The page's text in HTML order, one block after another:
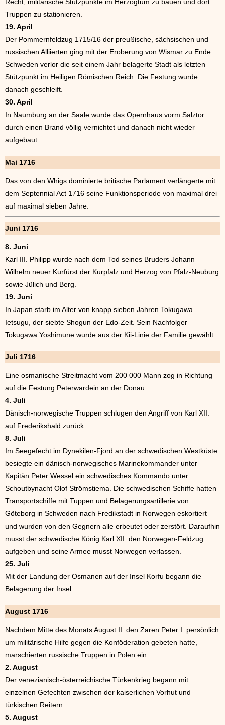
Recht, militärische Stützpunkte im Herzogtum zu bauen und dort
Truppen zu stationieren.
19. April
Der Pommernfeldzug 1715/16 der preußische, sächsischen und
russischen Alliierten ging mit der Eroberung von Wismar zu Ende.
Schweden verlor die seit einem Jahr belagerte Stadt als letzten
Stützpunkt im Heiligen Römischen Reich. Die Festung wurde
danach geschleift.
30. April
In Naumburg an der Saale wurde das Opernhaus vorm Salztor
durch einen Brand völlig vernichtet und danach nicht wieder
aufgebaut.
Mai 1716
Das von den Whigs dominierte britische Parlament verlängerte mit
dem Septennial Act 1716 seine Funktionsperiode von maximal drei
auf maximal sieben Jahre.
Juni 1716
8. Juni
Karl III. Philipp wurde nach dem Tod seines Bruders Johann
Wilhelm neuer Kurfürst der Kurpfalz und Herzog von Pfalz-Neuburg
sowie Jülich und Berg.
19. Juni
In Japan starb im Alter von knapp sieben Jahren Tokugawa
Ietsugu, der siebte Shogun der Edo-Zeit. Sein Nachfolger
Tokugawa Yoshimune wurde aus der Kii-Linie der Familie gewählt.
Juli 1716
Eine osmanische Streitmacht vom 200 000 Mann zog in Richtung
auf die Festung Peterwardein an der Donau.
4. Juli
Dänisch-norwegische Truppen schlugen den Angriff von Karl XII.
auf Frederikshald zurück.
8. Juli
Im Seegefecht im Dynekilen-Fjord an der schwedischen Westküste
besiegte ein dänisch-norwegisches Marinekommander unter
Kapitän Peter Wessel ein schwedisches Kommando unter
Schoutbynacht Olof Strömstiema. Die schwedischen Schiffe hatten
Transportschiffe mit Tuppen und Belagerungsartillerie von
Göteborg in Schweden nach Fredikstadt in Norwegen eskortiert
und wurden von den Gegnern alle erbeutet oder zerstört. Daraufhin
musst der schwedische König Karl XII. den Norwegen-Feldzug
aufgeben und seine Armee musst Norwegen verlassen.
25. Juli
Mit der Landung der Osmanen auf der Insel Korfu begann die
Belagerung der Insel.
August 1716
Nachdem Mitte des Monats August II. den Zaren Peter I. persönlich
um militärische Hilfe gegen die Konföderation gebeten hatte,
marschierten russische Truppen in Polen ein.
2. August
Der venezianisch-österreichische Türkenkrieg begann mit
einzelnen Gefechten zwischen der kaiserlichen Vorhut und
türkischen Reitern.
5. August